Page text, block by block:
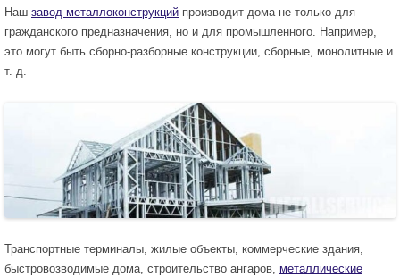
Наш завод металлоконструкций производит дома не только для
гражданского предназначения, но и для промышленного. Например,
это могут быть сборно-разборные конструкции, сборные, монолитные и
т. д.
Транспортные терминалы, жилые объекты, коммерческие здания,
быстровозводимые дома, строительство ангаров, металлические